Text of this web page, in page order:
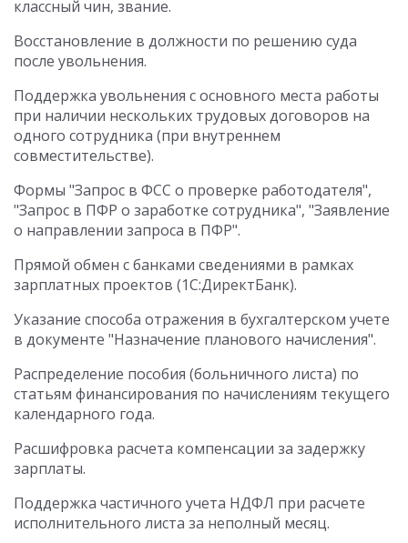
классный чин, звание.
Восстановление в должности по решению суда
после увольнения.
Поддержка увольнения с основного места работы
при наличии нескольких трудовых договоров на
одного сотрудника (при внутреннем
совместительстве).
Формы "Запрос в ФСС о проверке работодателя",
"Запрос в ПФР о заработке сотрудника", "Заявление
о направлении запроса в ПФР".
Прямой обмен с банками сведениями в рамках
зарплатных проектов (1С:ДиректБанк).
Указание способа отражения в бухгалтерском учете
в документе "Назначение планового начисления".
Распределение пособия (больничного листа) по
статьям финансирования по начислениям текущего
календарного года.
Расшифровка расчета компенсации за задержку
зарплаты.
Поддержка частичного учета НДФЛ при расчете
исполнительного листа за неполный месяц.